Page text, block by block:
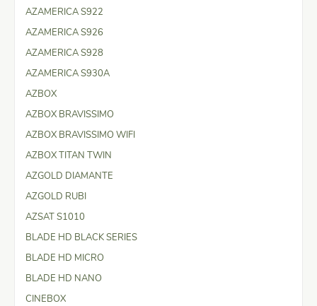
AZAMERICA S922
AZAMERICA S926
AZAMERICA S928
AZAMERICA S930A
AZBOX
AZBOX BRAVISSIMO
AZBOX BRAVISSIMO WIFI
AZBOX TITAN TWIN
AZGOLD DIAMANTE
AZGOLD RUBI
AZSAT S1010
BLADE HD BLACK SERIES
BLADE HD MICRO
BLADE HD NANO
CINEBOX